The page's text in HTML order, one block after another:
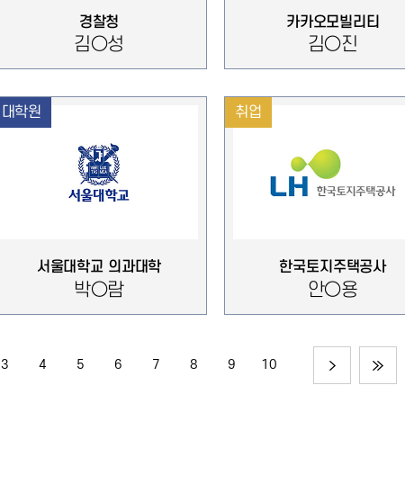
경찰청
김○성
카카오모빌리티
김○진
대학원
서울대학교 의과대학
박○람
취업
한국토지주택공사
안○용
3 4 5 6 7 8 9 10